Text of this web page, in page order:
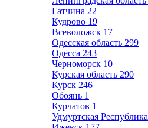
Гатчина 22
Кудрово 19
Всеволожск 17
Одесская область 299
Одесса 243
Черноморск 10
Курская область 290
Курск 246
Обоянь 1
Курчатов 1
Удмуртская Республика